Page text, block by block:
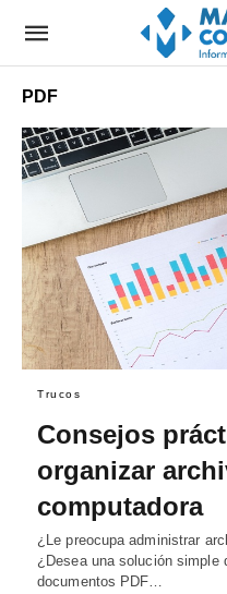
PDF
Trucos
Consejos
organizar
computadora
¿Le preocupa administrar
¿Desea una solución simple
documentos PDF…